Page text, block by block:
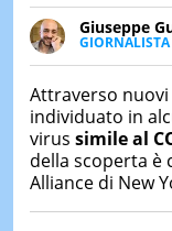
Giuseppe
GIORNALISTA
Ph(D) in
particolare
Latina e
è
Biblioteca
Attraverso
individuato in
virus simile al
della scoperta è
Alliance di New